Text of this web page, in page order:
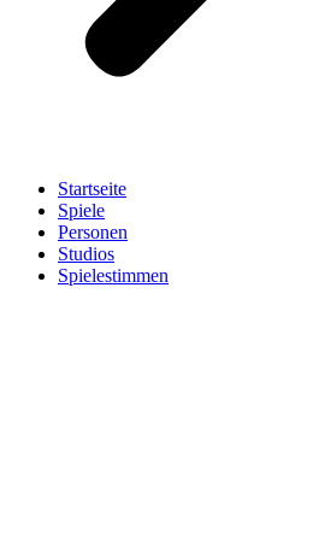
Startseite
Spiele
Personen
Studios
Spielestimmen